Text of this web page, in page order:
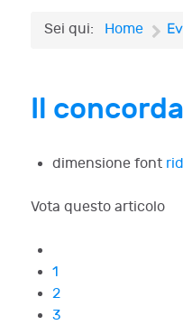
Sei qui: Home
Il
dimensione font
Vota questo articolo
1
2
3